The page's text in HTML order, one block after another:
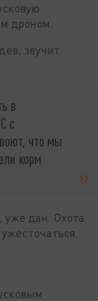
дроном.
звучит
в
с
что мы
корм
уже дан. Охота